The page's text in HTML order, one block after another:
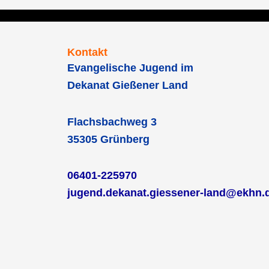
Kontakt
Evangelische Jugend im
Dekanat Gießener Land
Flachsbachweg 3
35305 Grünberg
06401-225970
jugend.dekanat.giessener-